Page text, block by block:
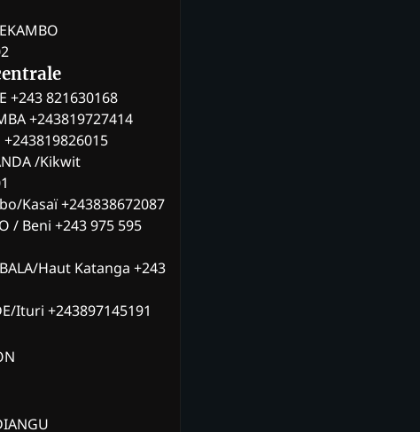
+243 821630168
+243819727414
+243819826015
/Kikwit
Kasaï +243838672087
/ Beni +243 975 595
Haut Katanga +243
Ituri +243897145191